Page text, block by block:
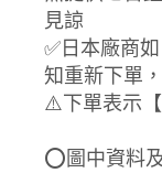
見諒
✅日本廠商
知重新下單
⚠️下單表示
⭕圖中資料